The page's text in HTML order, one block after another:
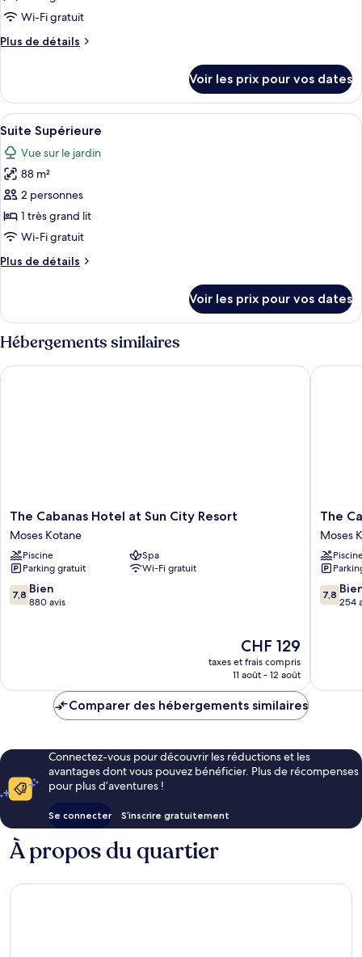
type
chambre :
Wi-Fi gratuit
Plus de détails
Plus
le
type
de
Suite
Junior
Voir les prix pour vos dates
Afficher
toutes
les
photos
pour
ce
type
chambre :
Une chambre d’hôtel avec un grand
4
Suite Supérieure
Vue sur le jardin
88 m²
2 personnes
1 très grand lit
Wi-Fi gratuit
Plus de détails
Plus
le
type
de
Suite
Voir les prix pour vos dates
Hébergements similaires
The
Cabanas
Hotel
at
Sun
City
Resort
The Cabanas Hotel at Sun City Resort
Moses Kotane
Piscine
Spa
Parking gratuit
Wi-Fi gratuit
7.8
sur
7,8 Bien
880 avis
Le
nouveau
prix
de
CHF 129
taxes et frais compris
11 août - 12 août
The Cabanas Hotel at Sun City Resort
The
Hotel
at
Sun
City
Resort
The
Moses
7.8
sur
7,8
254
The
Comparer des hébergements similaires
Connectez-vous pour découvrir les réductions et les
avantages dont vous pouvez bénéficier. Plus de récompenses
pour plus d’aventures !
Se connecter S’inscrire gratuitement
À propos du quartier